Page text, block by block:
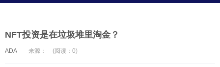
NFT投资是在垃圾堆里淘金？
ADA 来源： (阅读：0)